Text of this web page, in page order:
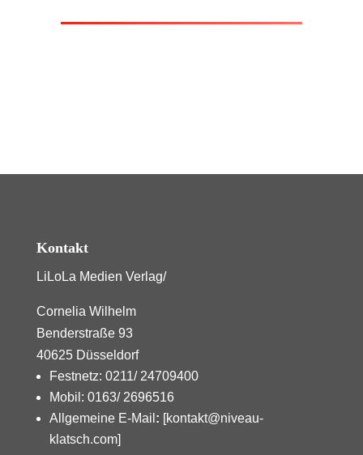
Kontakt
LiLoLa Medien Verlag/
Cornelia Wilhelm
Benderstraße 93
40625 Düsseldorf
Festnetz: 0211/ 24709400
Mobil: 0163/ 2696516
Allgemeine E-Mail : [kontakt@niveau-
klatsch.com]